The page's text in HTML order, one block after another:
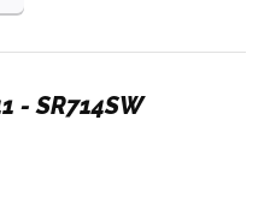
- SR714SW